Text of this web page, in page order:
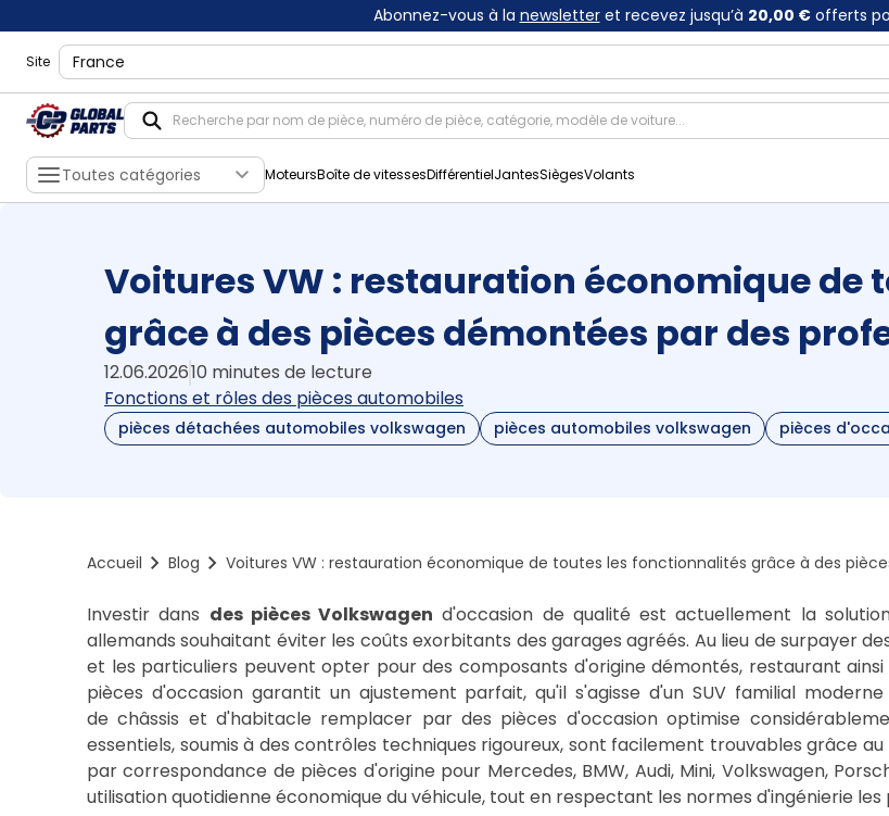
Abonnez-vous à la newsletteret recevez jusqu’à 20,00 €offerts
Site shippingLocation
Toutes catégories MoteursBoîte de vitessesDifférentielJantesSiègesVolants
Voitures VW : restauration économique de
grâce à des pièces démontées par des
12.06.202610 minutes de lecture
Fonctions et rôles des pièces automobiles
pièces détachées automobiles volkswagen pièces automobiles volkswagen pièces
Accueil Blog Voitures VW : restauration économique de toutes les fonctionnalités grâce à des
Investir dans des pièces Volkswagen d'occasion de qualité est actuellement la
allemands souhaitant éviter les coûts exorbitants des garages agréés. Au lieu de surpayer
et les particuliers peuvent opter pour des composants d'origine démontés, restaurant ainsi
pièces d'occasion garantit un ajustement parfait, qu'il s'agisse d'un SUV familial
de châssis et d'habitacle remplacer par des pièces d'occasion optimise
essentiels, soumis à des contrôles techniques rigoureux, sont facilement trouvables grâce
par correspondance de pièces d'origine pour Mercedes, BMW, Audi, Mini, Volkswagen,
utilisation quotidienne économique du véhicule, tout en respectant les normes d'ingénierie les